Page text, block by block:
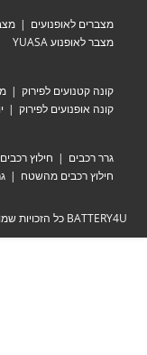
מצברים לקטנועים
לפירוק מוסך קטנועים
לפירוק
יוסי מאיר
חילוץ רכבים חילוץ משאית
מהשטח
גרר אופנועים